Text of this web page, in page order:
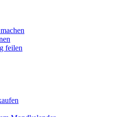
feilen